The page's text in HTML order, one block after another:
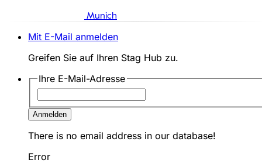
Munich
Mit E-Mail anmelden
Greifen Sie auf Ihren Stag Hub zu.
Ihre E-Mail-Adresse
Anmelden
There is no email address in our database!
Error